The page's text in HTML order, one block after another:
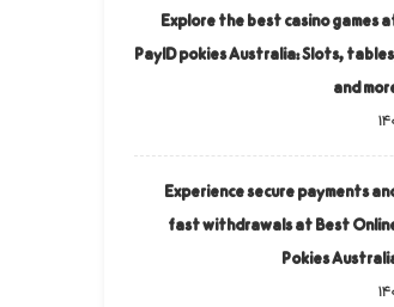
Explore the best casino games
PayID pokies Australia: Slots,
and
Experience secure payments
fast withdrawals at Best
Pokies